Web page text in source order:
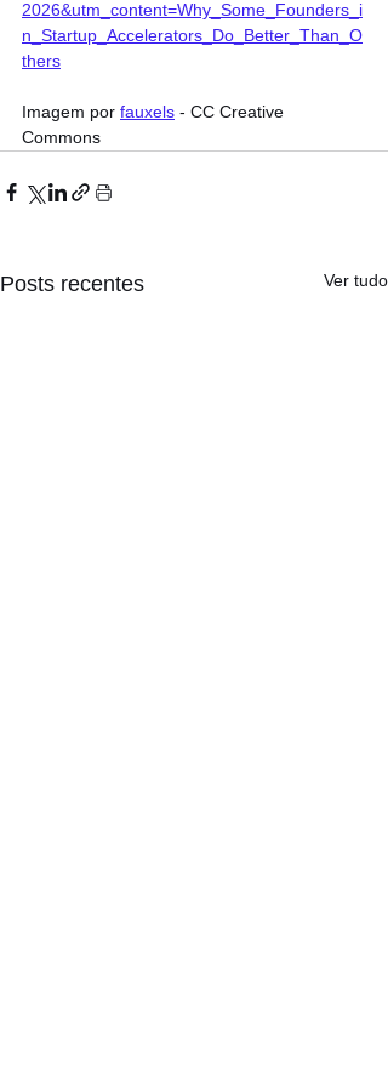
2026&utm_content=Why_Some_Founders_i
n_Startup_Accelerators_Do_Better_Than_O
thers
Imagem por fauxels - CC Creative
Commons
Posts recentes Ver tudo